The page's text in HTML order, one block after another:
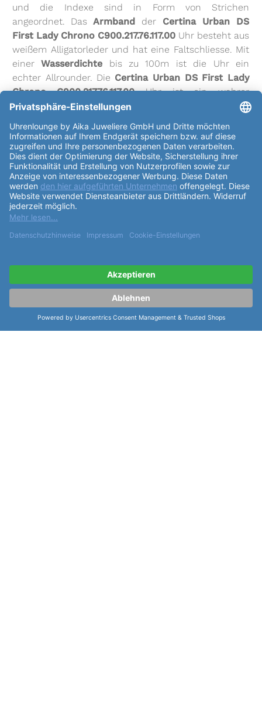
und die Indexe sind in Form von Strichen
angeordnet. DasArmband der Certina Urban DS
First Lady Chrono C900.217.76.117.00 Uhr besteht aus
weißem Alligatorleder und hat eine Faltschliesse. Mit
einerWasserdichte bis zu 100m ist die Uhr ein
echter Allrounder. Die Certina Urban DS First Lady
Chrono C900.217.76.117.00Uhr ist ein wahrer
Blickfang und ein echtes Schmuckstück. Mit ihrem
wie drehbare Lünette, Datumsanzeige, kleine
Sekunde, Diamanten auf der Lünette und
Chronograph ist sie ein echtes Highlight.
weiterlesen